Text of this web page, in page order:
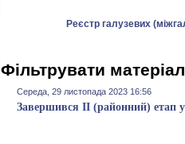
Реєстр галузевих
Фільтрувати
Середа, 29 листопада 2023 16:56
Завершився ІІ (районний) етап